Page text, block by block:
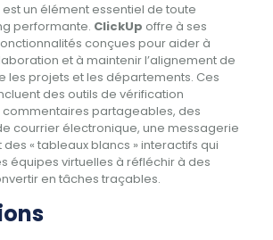
un élément essentiel de toute
performante. ClickUp offre à ses
conçues pour aider à
et à maintenir l’alignement de
les projets et les départements. Ces
des outils de vérification
commentaires partageables, des
courrier électronique, une messagerie
« tableaux blancs » interactifs qui
équipes virtuelles à réfléchir à des
en tâches traçables.